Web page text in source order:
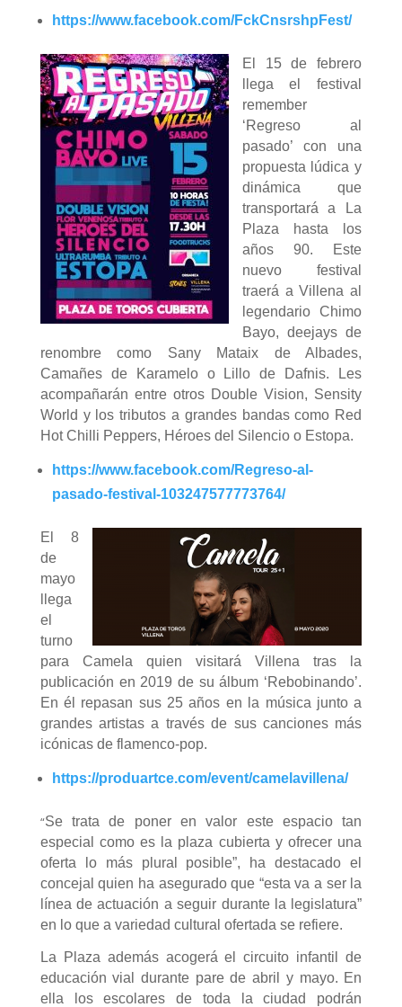
https://www.facebook.com/FckCnsrshpFest/
El 15 de febrero
llega el festival
remember
‘Regreso al
pasado’ con una
propuesta lúdica y
dinámica que
transportará a La
Plaza hasta los
años 90. Este
nuevo festival
traerá a Villena al
legendario Chimo
Bayo, deejays de
renombre como Sany Mataix de Albades,
Camañes de Karamelo o Lillo de Dafnis. Les
acompañarán entre otros Double Vision, Sensity
World y los tributos a grandes bandas como Red
Hot Chilli Peppers, Héroes del Silencio o Estopa.
https://www.facebook.com/Regreso-al-
pasado-festival-103247577773764/
El 8
de
mayo
llega
el
turno
para Camela quien visitará Villena tras la
publicación en 2019 de su álbum ‘Rebobinando’.
En él repasan sus 25 años en la música junto a
grandes artistas a través de sus canciones más
icónicas de flamenco-pop.
https://produartce.com/event/camelavillena/
“Se trata de poner en valor este espacio tan
especial como es la plaza cubierta y ofrecer una
oferta lo más plural posible”, ha destacado el
concejal quien ha asegurado que “esta va a ser la
línea de actuación a seguir durante la legislatura”
en lo que a variedad cultural ofertada se refiere.
La Plaza además acogerá el circuito infantil de
educación vial durante pare de abril y mayo. En
ella los escolares de toda la ciudad podrán